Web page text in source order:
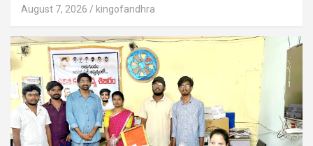
August 7, 2026 kingofandhra